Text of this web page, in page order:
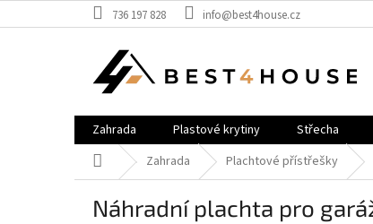
na
736 197 828 info@best4house.cz
Zahrada Plastové krytiny Střecha
Domů Zahrada Plachtové přístřešky
náhradní plachta pro